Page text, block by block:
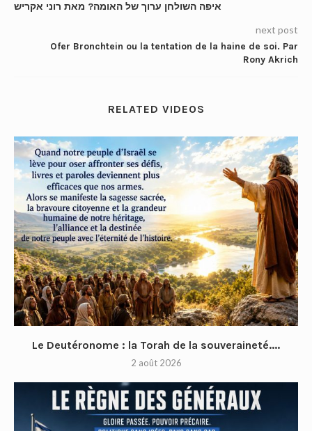
איפה השולחן ערוך של האומה? מאת רוני אקריש
next post
Ofer Bronchtein ou la tentation de la haine de soi. Par
Rony Akrich
RELATED VIDEOS
Le Deutéronome : la Torah de la souveraineté....
2 août 2026